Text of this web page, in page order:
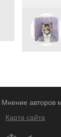
авторов
Карта сайта